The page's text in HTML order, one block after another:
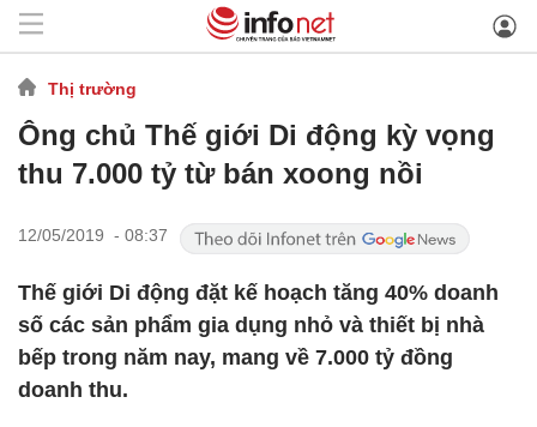
Thị trường
Ông chủ Thế giới Di động kỳ vọng
thu 7.000 tỷ từ bán xoong nồi
12/05/2019 - 08:37
Thế giới Di động đặt kế hoạch tăng 40% doanh
số các sản phẩm gia dụng nhỏ và thiết bị nhà
bếp trong năm nay, mang về 7.000 tỷ đồng
doanh thu.